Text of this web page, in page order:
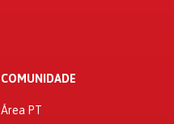
COMUNIDADE
Área PT